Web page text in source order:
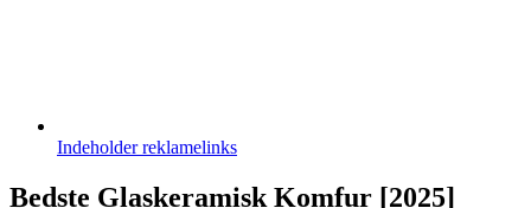
Indeholderreklamelinks
Bedste Glaskeramisk Komfur [2025]